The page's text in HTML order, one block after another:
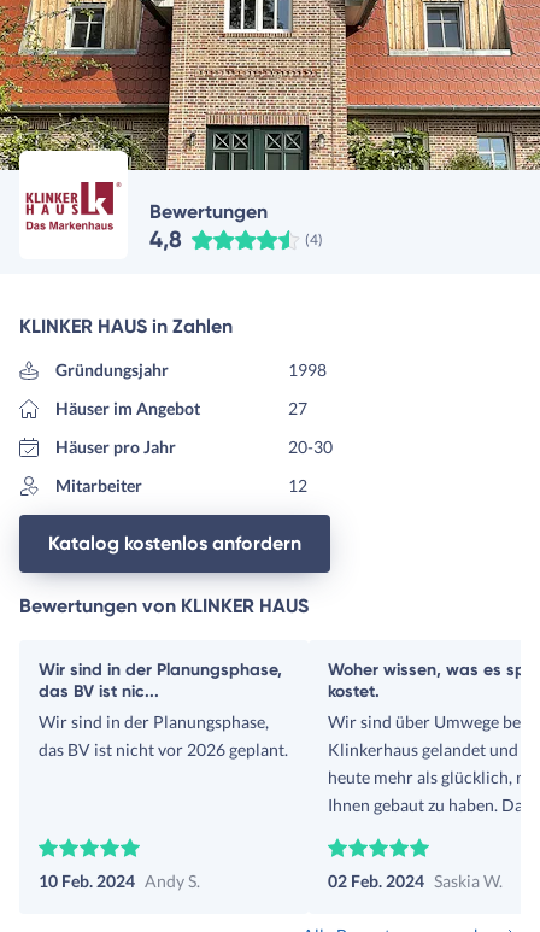
Bewertungen
4,8 (4)
KLINKER HAUS in Zahlen
Gründungsjahr
1998
Häuser im Angebot
27
Häuser pro Jahr
20-30
Mitarbeiter
12
Katalog kostenlos anfordern
Bewertungen von KLINKER HAUS
Wir sind in der Planungsphase,
das BV ist nic...
Wir sind in der Planungsphase,
das BV ist nicht vor 2026 geplant.
10 Feb. 2024 Andy S.
Woher wissen, was es
kostet.
Wir sind über Umwege bei
Klinkerhaus gelandet und
heute mehr als glücklich, mit
Ihnen gebaut zu haben.
namenhaften Franchise-
Baufirma, da wir sonst (so
02 Feb. 2024 Saskia W.